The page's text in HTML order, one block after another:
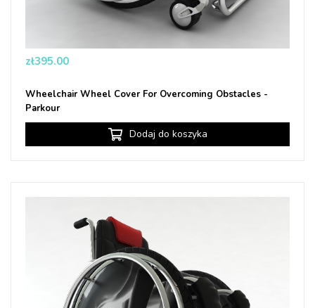
Price
zł395.00
Wheelchair Wheel Cover For Overcoming Obstacles -
Parkour
Dodaj do koszyka